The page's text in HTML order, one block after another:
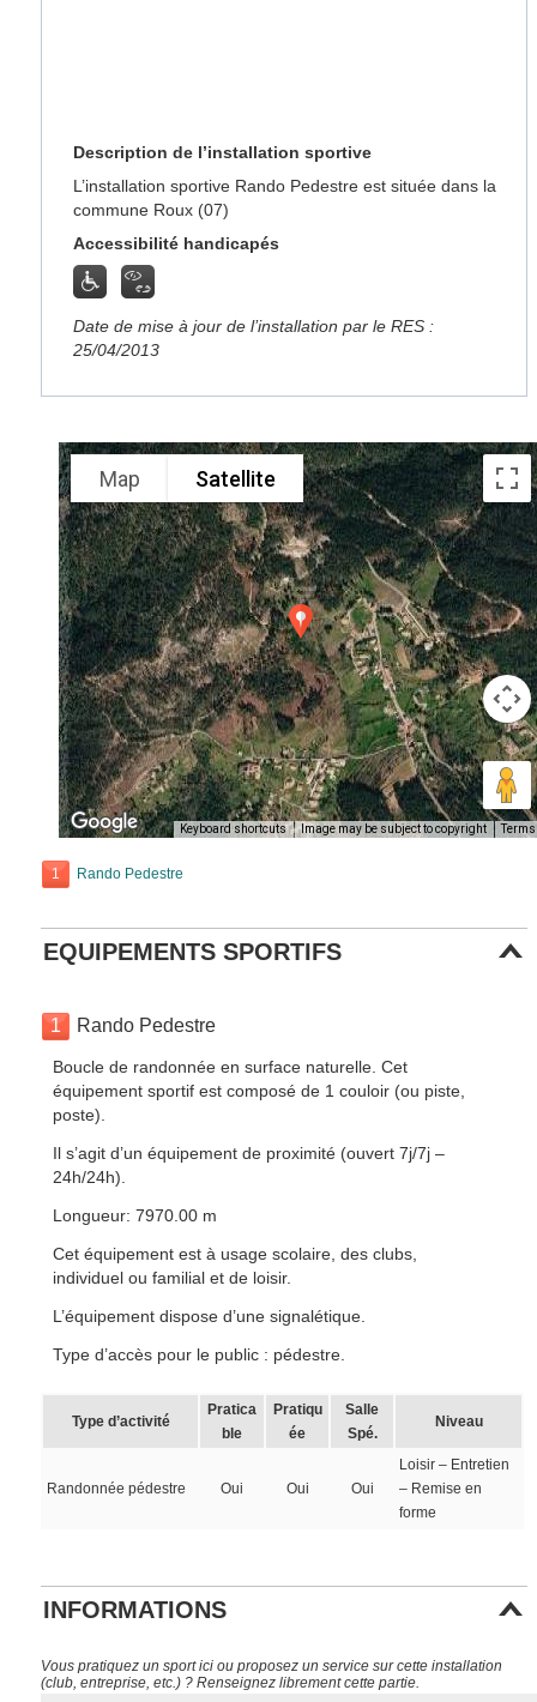
Description de l’installation sportive
L’installation sportive Rando Pedestre est située dans la
commune Roux (07)
Accessibilité handicapés
Date de mise à jour de l’installation par le RES :
25/04/2013
Map Satellite
Keyboard shortcuts Image may be subject to copyright Terms
1 Rando Pedestre
EQUIPEMENTS SPORTIFS
1 Rando Pedestre
Boucle de randonnée en surface naturelle. Cet
équipement sportif est composé de 1 couloir (ou piste,
poste).
Il s’agit d’un équipement de proximité (ouvert 7j/7j –
24h/24h).
Longueur: 7970.00 m
Cet équipement est à usage scolaire, des clubs,
individuel ou familial et de loisir.
L’équipement dispose d’une signalétique.
Type d’accès pour le public : pédestre.
Type d’activité
Pratica
ble
Pratiqu
ée
Salle
Spé.
Niveau
Randonnée pédestre Oui Oui Oui
Loisir – Entretien
– Remise en
forme
INFORMATIONS
Vous pratiquez un sport ici ou proposez un service sur cette installation
(club, entreprise, etc.) ? Renseignez librement cette partie.